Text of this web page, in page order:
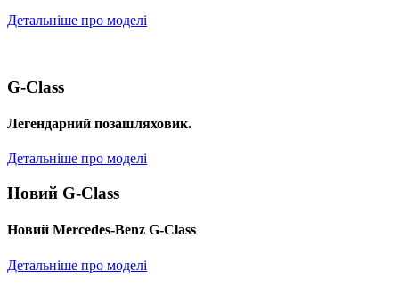
Детальніше про моделі
G-Class
Легендарний позашляховик.
Детальніше про моделі
Новий G-Class
Новий Mercedes-Benz G-Class
Детальніше про моделі